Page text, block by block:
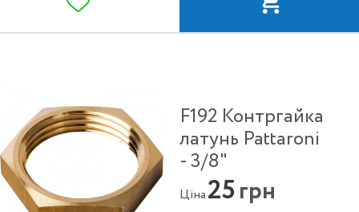
F192 Контргайка
латунь Pattaroni
- 3/8"
Ціна25грн